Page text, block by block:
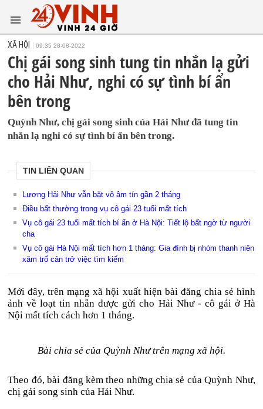
XÃ HỘI 09:35 28-08-2022
Chị gái song sinh tung tin nhắn lạ gửi
cho Hải Như, nghi có sự tình bí ẩn
bên trong
Quỳnh Như, chị gái song sinh của Hải Như đã tung tin
nhắn lạ nghi có sự tình bí ẩn bên trong.
TIN LIÊN QUAN
Lương Hải Như vẫn bặt vô âm tín gần 2 tháng
Điều bất thường trong vụ cô gái 23 tuổi mất tích
Vụ cô gái 23 tuổi mất tích bí ẩn ở Hà Nội: Tiết lộ bất ngờ từ người
cha
Vụ cô gái Hà Nội mất tích hơn 1 tháng: Gia đình bị nhóm thanh niên
xăm trổ cản trở việc tìm kiếm
Mới đây, trên mạng xã hội xuất hiện bài đăng chia sẻ hình
ảnh về loạt tin nhắn được gửi cho Hải Như - cô gái ở Hà
Nội mất tích cách hơn 1 tháng.
Bài chia sẻ của Quỳnh Như trên mạng xã hội.
Theo đó, bài đăng kèm theo những chia sẻ của Quỳnh Như,
chị gái song sinh của Hải Như.